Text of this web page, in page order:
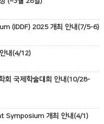
(IDDF) 2025 개최 안내(7/5-6)
내(4/12)
회 국제학술대회 안내(10/28-
Symposium 개최 안내(4/1)